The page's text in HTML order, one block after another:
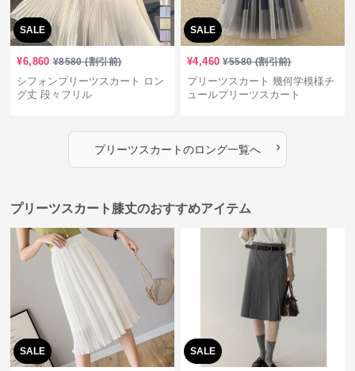
SALE
¥6,860 ¥8580(割引前)
シフォンプリーツスカート ロン
グ丈 段々フリル
SALE
¥4,460 ¥5580(割引前)
プリーツスカート 幾何学模様チ
ュールプリーツスカート
プリーツスカートのロング一覧へ ›
プリーツスカート膝丈のおすすめアイテム
SALE SALE